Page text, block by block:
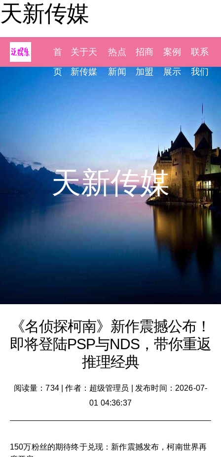
天新传媒
首
页
关于天
新传媒
热点
新闻
招商
加盟
案例
展示
联系
我们
天新传媒
《名侦探柯南》新作震撼公布！
即将登陆PSP与NDS，带你重返
推理经典
阅读量：734|作者：超级管理员
发布时间：2026-07-
01 04:36:37
150万粉丝的期待终于兑现：新作震撼发布，柯南世界再